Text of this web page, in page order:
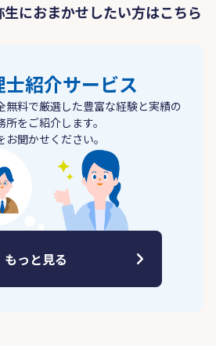
におまかせしたい方はこちら
士紹介サービス
無料で厳選した豊富な経験と実績の
をご紹介します。
聞かせください。
もっと見る